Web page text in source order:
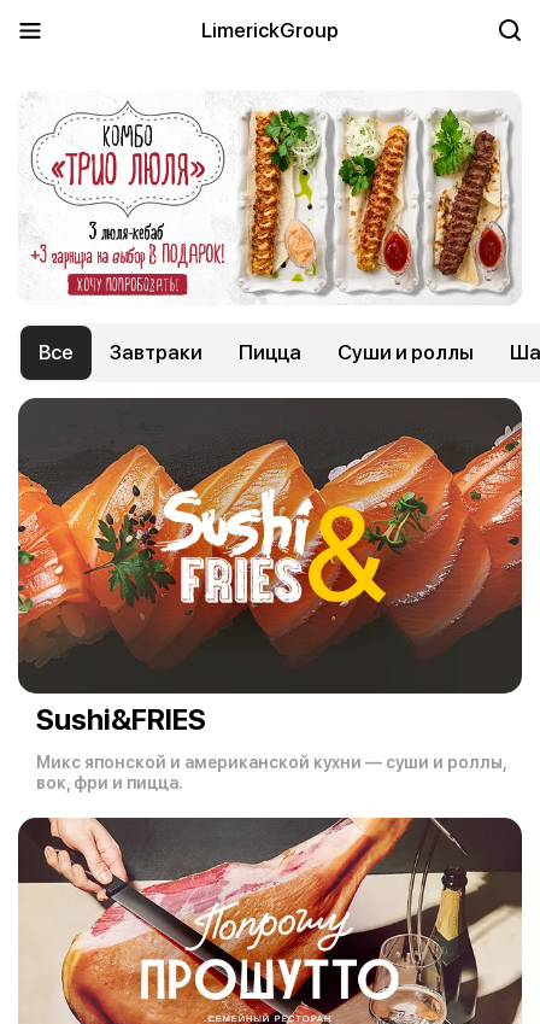
LimerickGroup
Все Завтраки Пицца Суши и роллы
Sushi&FRIES
Микс японской и американской кухни — суши и роллы,
вок, фри и пицца.